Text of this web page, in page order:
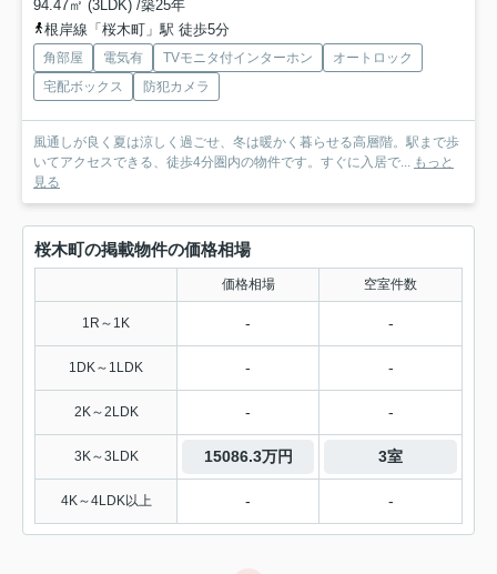
94.47㎡ (3LDK) /築25年
根岸線「桜木町」駅 徒歩5分
角部屋 電気有 TVモニタ付インターホン
オートロック
宅配ボックス
防犯カメラ
風通しが良く夏は涼しく過ごせ、冬は暖かく暮らせる高層階。駅まで歩
いてアクセスできる、徒歩4分圏内の物件です。すぐに入居で...
もっと
見る
桜木町の掲載物件の価格相場
価格相場 空室件数
1R～1K - -
1DK～1LDK - -
2K～2LDK - -
3K～3LDK 15086.3万円 3室
4K～4LDK以上 - -